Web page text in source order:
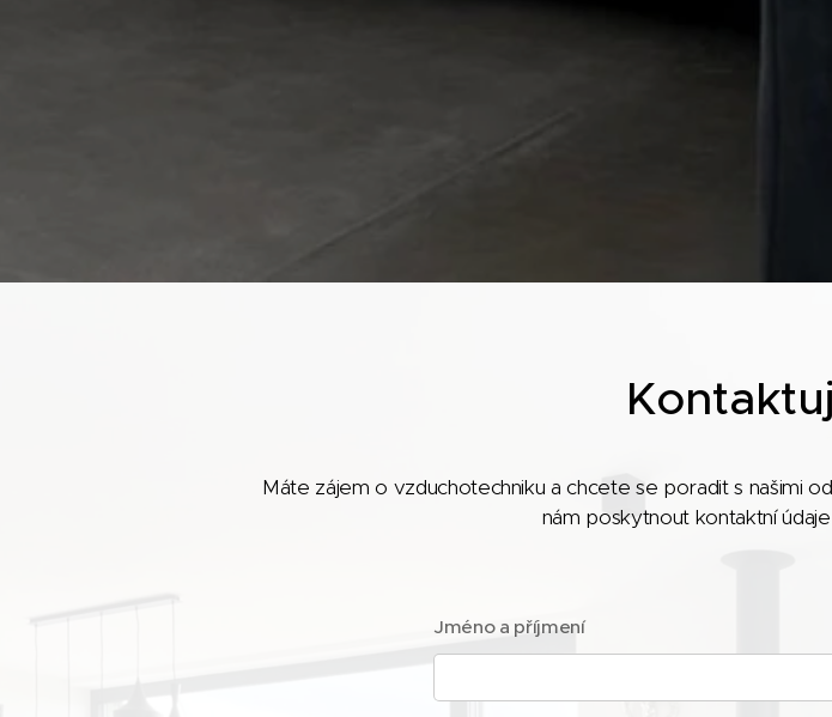
Máte zájem o vzduchotechniku a chcete se poradit s našimi
nám poskytnout kontaktní
Jméno a příjmení